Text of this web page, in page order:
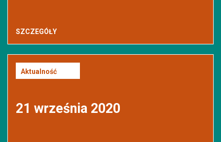
SZCZEGÓŁY
Aktualność
21 września 2020